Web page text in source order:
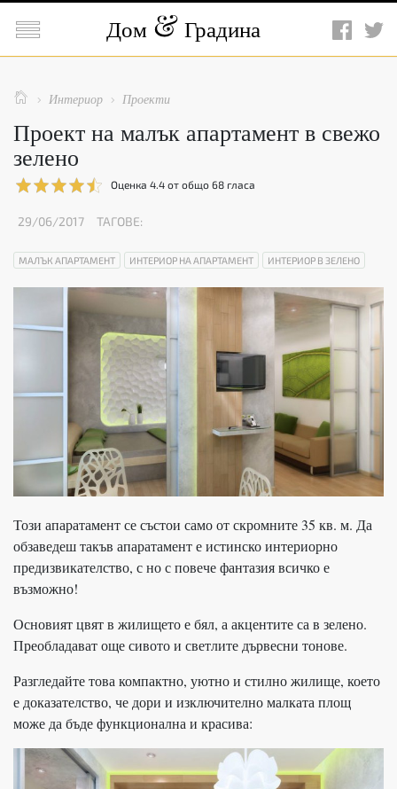
 Дом Градина
  Интериор  Проекти
Проект на малък апартамент в свежо
зелено
Оценка 4.4 от общо 68 гласа
29/06/2017 ТАГОВЕ:
МАЛЪК АПАРТАМЕНТ ИНТЕРИОР НА АПАРТАМЕНТ ИНТЕРИОР В ЗЕЛЕНО
Този апаратамент се състои само от скромните 35 кв. м. Да
обзаведеш такъв апаратамент е истинско интериорно
предизвикателство, с но с повече фантазия всичко е
възможно!
Основият цвят в жилището е бял, а акцентите са в зелено.
Преобладават още сивото и светлите дървесни тонове.
Разгледайте това компактно, уютно и стилно жилище, което
е доказателство, че дори и изключително малката площ
може да бъде функционална и красива: